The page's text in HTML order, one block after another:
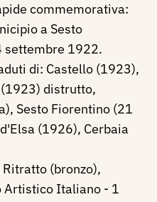
commemorativa:
a Sesto
settembre 1922.
di: Castello (1923),
(1923) distrutto,
Sesto Fiorentino (21
(1926), Cerbaia
(bronzo),
Artistico Italiano - 1